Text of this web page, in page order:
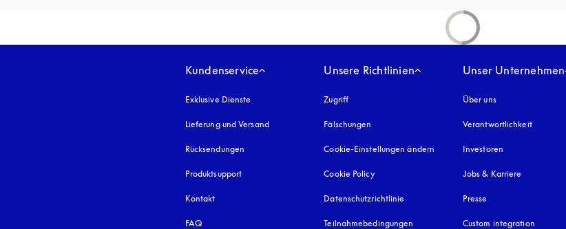
Kundenservice
Exklusive Dienste
Lieferung und Versand
Rücksendungen
Produktsupport
Kontakt
FAQ
Unsere Richtlinien
Zugriff öffnet sich in einem neuen Tab
Fälschungen öffnet sich in einem neuen Tab
Cookie-Einstellungen ändern
Cookie Policyöffnet sich in einem neuen Tab
Datenschutzrichtlinie öffnet sich in einem neuen Tab
Teilnahmebedingungen
Unser Unternehmen
Über uns
Verantwortlichkeit
Investoren
Jobs & Karriere
Presse
Custom integration